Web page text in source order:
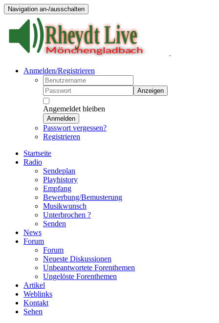
Navigation an-/ausschalten
Anmelden/Registrieren
Anzeigen
Angemeldet bleiben
Anmelden
Passwort vergessen?
Registrieren
Startseite
Radio
Sendeplan
Playhistory
Empfang
Bewerbung/Bemusterung
Musikwunsch
Unterbrochen ?
Senden
News
Forum
Forum
Neueste Diskussionen
Unbeantwortete Forenthemen
Ungelöste Forenthemen
Artikel
Weblinks
Kontakt
Sehen